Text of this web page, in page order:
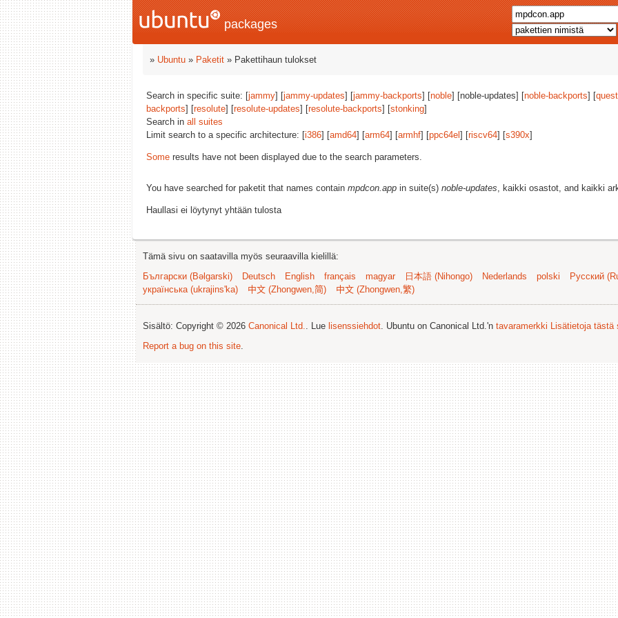
packages
» Ubuntu » Paketit » Pakettihaun tulokset
Search in specific suite: [jammy] [jammy-updates] [jammy-backports] [noble] [noble-updates] [noble-backports] [
backports] [resolute] [resolute-updates] [resolute-backports] [stonking]
Search in all suites
Limit search to a specific architecture: [i386] [amd64] [arm64] [armhf] [ppc64el ] [riscv64] [s390x]
Some results have not been displayed due to the search parameters.
You have searched for paketit that names contain mpdcon.app in suite(s) noble-updates, kaikki osastot, and kaikki
Haullasi ei löytynyt yhtään tulosta
Tämä sivu on saatavilla myös seuraavilla kielillä:
Български (Bəlgarski)
Deutsch English français magyar 日本語 (Nihongo) Nederlands polski Русский
українська (ukrajins'ka)
中文 (Zhongwen,简) 中文 (Zhongwen,繁)
Sisältö: Copyright © 2026 Canonical Ltd.. Lue lisenssiehdot. Ubuntu on Canonical Ltd.'n tavaramerkki Lisätietoja tästä
Report a bug on this site.